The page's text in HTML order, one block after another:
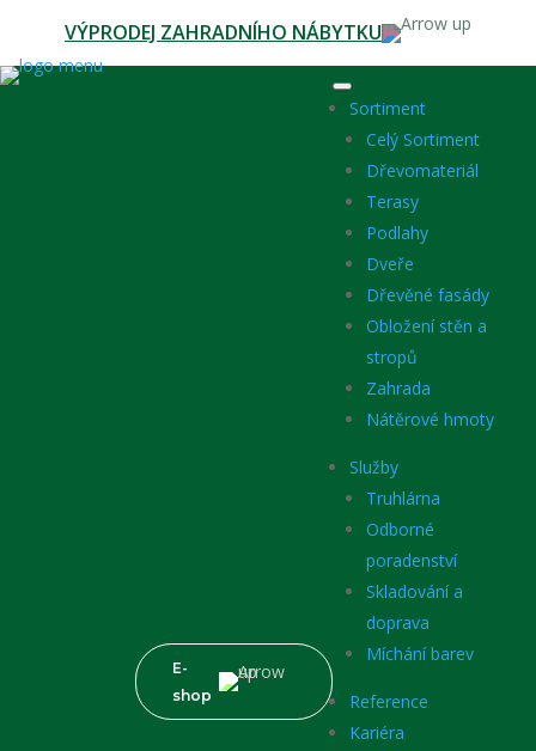
VÝPRODEJ ZAHRADNÍHO NÁBYTKU
E-
shop
Sortiment
Celý Sortiment
Dřevomateriál
Terasy
Podlahy
Dveře
Dřevěné fasády
Obložení stěn a
stropů
Zahrada
Nátěrové hmoty
Služby
Truhlárna
Odborné
poradenství
Skladování a
doprava
Míchání barev
Reference
Kariéra